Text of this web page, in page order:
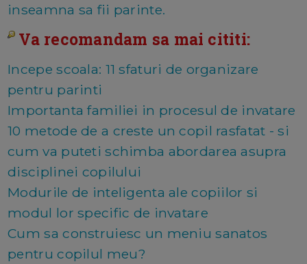
inseamna sa fii parinte.
Va recomandam sa mai cititi:
Incepe scoala: 11 sfaturi de organizare
pentru parinti
Importanta familiei in procesul de invatare
10 metode de a creste un copil rasfatat - si
cum va puteti schimba abordarea asupra
disciplinei copilului
Modurile de inteligenta ale copiilor si
modul lor specific de invatare
Cum sa construiesc un meniu sanatos
pentru copilul meu?